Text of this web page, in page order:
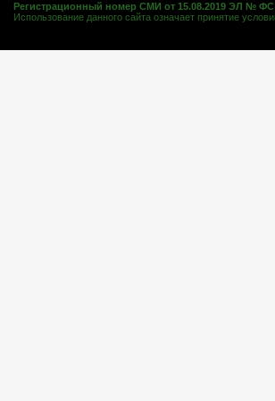
Регистрационный номер СМИ от 15.08.2019 ЭЛ № ФС
Использование данного сайта означает принятие